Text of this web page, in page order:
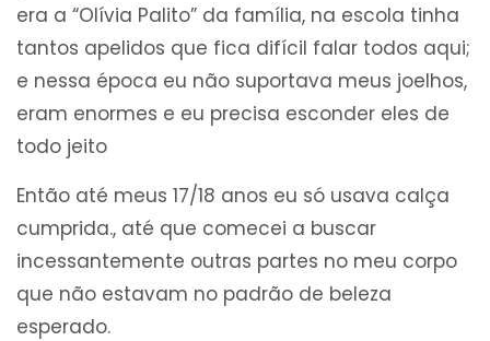
era a “Olívia Palito” da família, na escola tinha
tantos apelidos que fica difícil falar todos aqui;
e nessa época eu não suportava meus joelhos,
eram enormes e eu precisa esconder eles de
todo jeito
Então até meus 17/18 anos eu só usava calça
cumprida., até que comecei a buscar
incessantemente outras partes no meu corpo
que não estavam no padrão de beleza
esperado.